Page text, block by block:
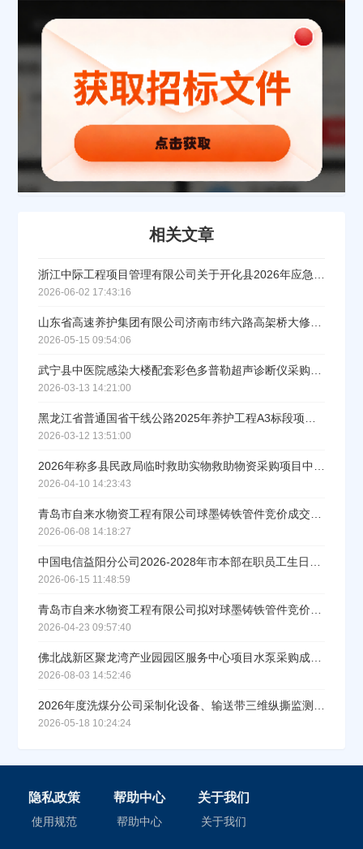
相关文章
浙江中际工程项目管理有限公司关于开化县2026年应急抢险救灾物资采购项目中标(成交)结果公告
2026-06-02 17:43:16
山东省高速养护集团有限公司济南市纬六路高架桥大修工程项目黏滞阻尼器材料谈判采购（标段/包1）成交结果公示
2026-05-15 09:54:06
武宁县中医院感染大楼配套彩色多普勒超声诊断仪采购项目中标公告
2026-03-13 14:21:00
黑龙江省普通国省干线公路2025年养护工程A3标段项目经理部二分部2026年粉煤灰采购中标公示（第二批次）
2026-03-12 13:51:00
2026年称多县民政局临时救助实物救助物资采购项目中标公告
2026-04-10 14:23:43
青岛市自来水物资工程有限公司球墨铸铁管件竞价成交结果公示
2026-06-08 14:18:27
中国电信益阳分公司2026-2028年市本部在职员工生日慰问品采购项目直接采购中标公示
2026-06-15 11:48:59
青岛市自来水物资工程有限公司拟对球墨铸铁管件竞价中标公示
2026-04-23 09:57:40
佛北战新区聚龙湾产业园园区服务中心项目水泵采购成交公示
2026-08-03 14:52:46
2026年度洗煤分公司采制化设备、输送带三维纵撕监测系统专项招标采购项目中标结果公告
2026-05-18 10:24:24
隐私政策
使用规范
帮助中心
帮助中心
关于我们
关于我们